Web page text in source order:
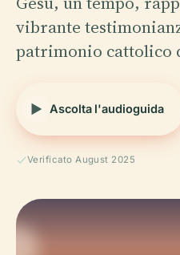
vibrante
patrimonio cattolico
Ascolta l'audioguida
Verificato August 2025